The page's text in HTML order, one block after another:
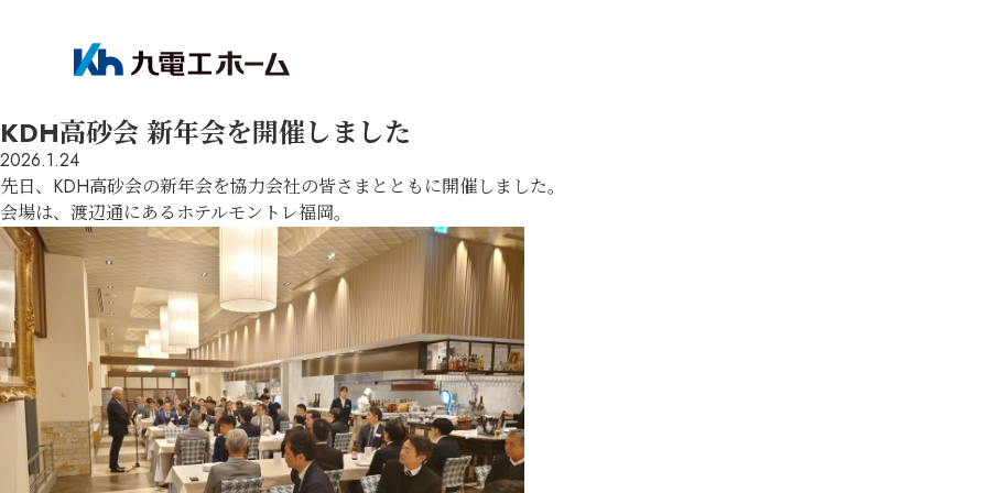
KDH高砂会 新年会を開催しました
2026.1.24
先日、KDH高砂会の新年会を協力会社の皆さまとともに開催しました。
会場は、渡辺通にあるホテルモントレ福岡。